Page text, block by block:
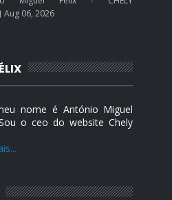
Aug 06, 2026
nome é António Miguel
o ceo do website Chely